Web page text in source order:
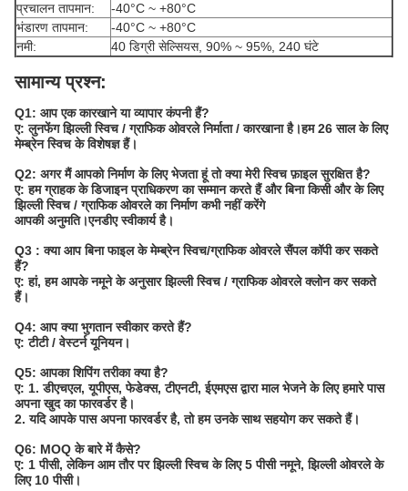
प्रचालन तापमान:
-40°C ~ +80°C
भंडारण तापमान:
-40°C ~ +80°C
नमी:
40 डिग्री सेल्सियस, 90% ~ 95%, 240 घंटे
सामान्य प्रश्न:
Q1: आप एक कारखाने या व्यापार कंपनी हैं?
ए: लुनफेंग झिल्ली स्विच / ग्राफिक ओवरले निर्माता / कारखाना है।हम 26 साल के लिए
मेम्ब्रेन स्विच के विशेषज्ञ हैं।
Q2: अगर मैं आपको निर्माण के लिए भेजता हूं तो क्या मेरी स्विच फ़ाइल सुरक्षित है?
ए: हम ग्राहक के डिजाइन प्राधिकरण का सम्मान करते हैं और बिना किसी और के लिए
झिल्ली स्विच / ग्राफिक ओवरले का निर्माण कभी नहीं करेंगे
आपकी अनुमति।एनडीए स्वीकार्य है।
Q3 : क्या आप बिना फाइल के मेम्ब्रेन स्विच/ग्राफिक ओवरले सैंपल कॉपी कर सकते
हैं?
ए: हां, हम आपके नमूने के अनुसार झिल्ली स्विच / ग्राफिक ओवरले क्लोन कर सकते
हैं।
Q4: आप क्या भुगतान स्वीकार करते हैं?
ए: टीटी / वेस्टर्न यूनियन।
Q5: आपका शिपिंग तरीका क्या है?
ए: 1. डीएचएल, यूपीएस, फेडेक्स, टीएनटी, ईएमएस द्वारा माल भेजने के लिए हमारे पास
अपना खुद का फारवर्डर है।
2. यदि आपके पास अपना फारवर्डर है, तो हम उनके साथ सहयोग कर सकते हैं।
Q6: MOQ के बारे में कैसे?
ए: 1 पीसी, लेकिन आम तौर पर झिल्ली स्विच के लिए 5 पीसी नमूने, झिल्ली ओवरले के
लिए 10 पीसी।